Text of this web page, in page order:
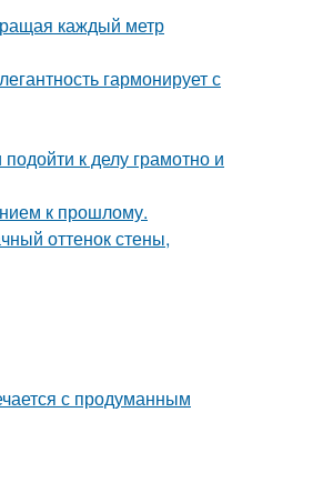
каждый метр
гармонирует с
к делу грамотно и
к прошлому.
оттенок стены,
с продуманным